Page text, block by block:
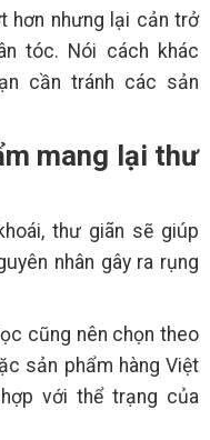
hơn nhưng lại cản trở
tóc. Nói cách khác
cần tránh các sản
mang lại thư
thư giãn sẽ giúp
nhân gây ra rụng
cũng nên chọn theo
sản phẩm hàng Việt
với thể trạng của